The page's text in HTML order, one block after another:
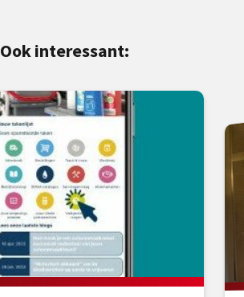
Ook interessant: